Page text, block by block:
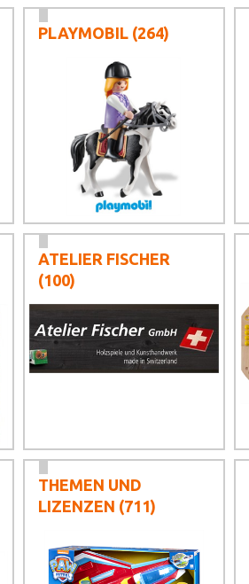
PLAYMOBIL(264)
ATELIER FISCHER
(100)
THEMEN UND
LIZENZEN (711)